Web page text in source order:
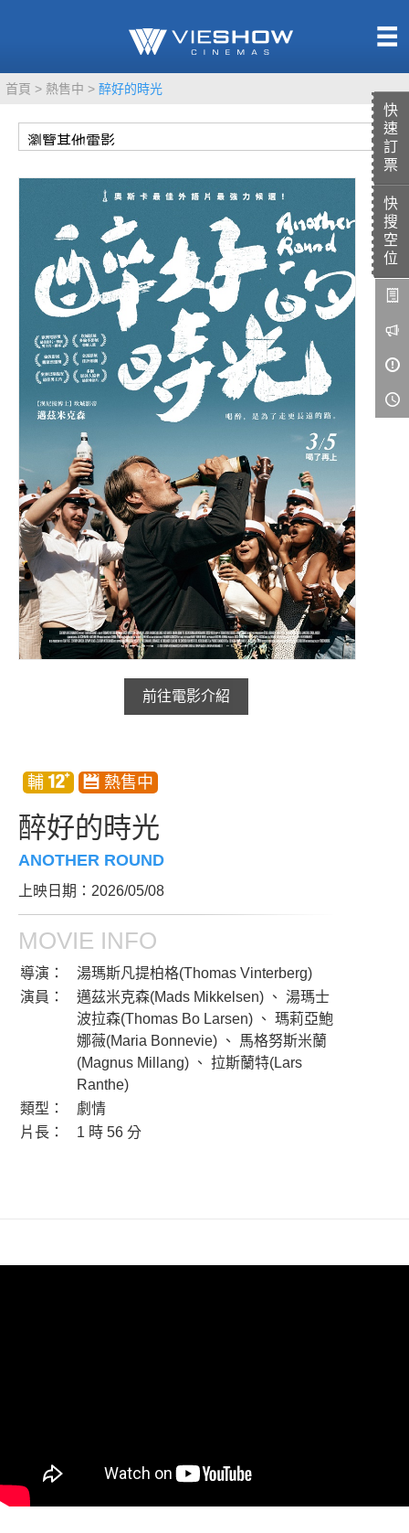
快
速
訂
票
快
搜
空
位
首頁 熱售中 醉好的時光
前往電影介紹
醉好的時光
ANOTHER ROUND
上映日期：2026/05/08
MOVIE INFO
導演：
湯瑪斯凡提柏格(Thomas Vinterberg)
演員：
邁茲米克森(Mads Mikkelsen) 、 湯瑪士
波拉森(Thomas Bo Larsen) 、 瑪莉亞鮑
娜薇(Maria Bonnevie) 、 馬格努斯米蘭
(Magnus Millang) 、 拉斯蘭特(Lars
Ranthe)
類型：
劇情
片長：
1 時 56 分
TITAN SCREEN
MUCROWN
IMAX
4DX
VR 演唱會
GOLD CLASS
AD口述影像
LIVE演唱會
影城餐飲
UNICORN
影城公告
影城活動
中獎名單
合作夥伴
商家介紹
加入iShow
會員Q&A